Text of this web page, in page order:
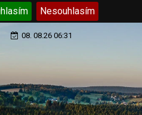
Nesouhlasím
08. 08.26 06:31